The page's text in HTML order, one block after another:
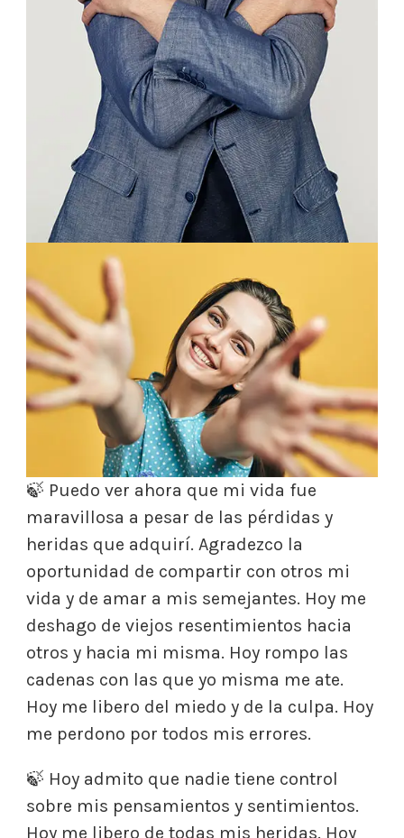
🍃 Puedo ver ahora que mi vida fue
maravillosa a pesar de las pérdidas y
heridas que adquirí. Agradezco la
oportunidad de compartir con otros mi
vida y de amar a mis semejantes. Hoy me
deshago de viejos resentimientos hacia
otros y hacia mi misma. Hoy rompo las
cadenas con las que yo misma me ate.
Hoy me libero del miedo y de la culpa. Hoy
me perdono por todos mis errores.
🍃 Hoy admito que nadie tiene control
sobre mis pensamientos y sentimientos.
Hoy me libero de todas mis heridas. Hoy